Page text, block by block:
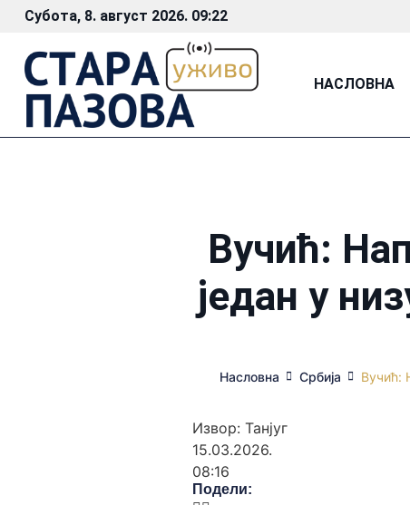
Субота, 8. август 2026. 09:22
НАСЛОВНА
Вучић:
један у
Насловна Србија Вучић:
Извор: Танјуг
15.03.2026.
08:16
Подели: